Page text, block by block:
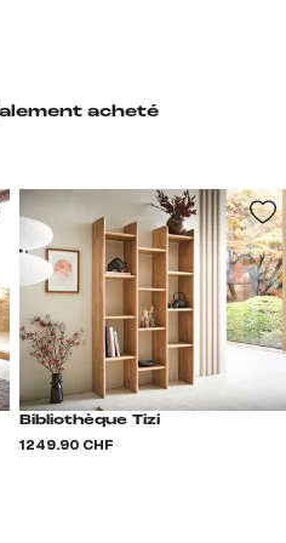
acheté
Bibliothèque Tizi
1 249.90 CHF